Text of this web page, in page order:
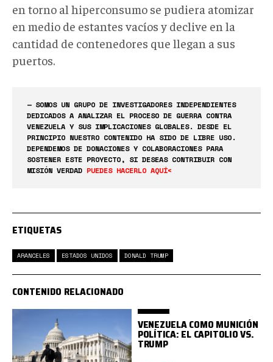
en torno al hiperconsumo se pudiera atomizar
en medio de estantes vacíos y declive en la
cantidad de contenedores que llegan a sus
puertos.
— SOMOS UN GRUPO DE INVESTIGADORES INDEPENDIENTES
DEDICADOS A ANALIZAR EL PROCESO DE GUERRA CONTRA
VENEZUELA Y SUS IMPLICACIONES GLOBALES. DESDE EL
PRINCIPIO NUESTRO CONTENIDO HA SIDO DE LIBRE USO.
DEPENDEMOS DE DONACIONES Y COLABORACIONES PARA
SOSTENER ESTE PROYECTO, SI DESEAS CONTRIBUIR CON
MISIÓN VERDAD PUEDES HACERLO AQUÍ<
ETIQUETAS
ARANCELES ESTADOS UNIDOS DONALD TRUMP
CONTENIDO RELACIONADO
VENEZUELA COMO MUNICIÓN
POLÍTICA: EL CAPITOLIO VS.
TRUMP